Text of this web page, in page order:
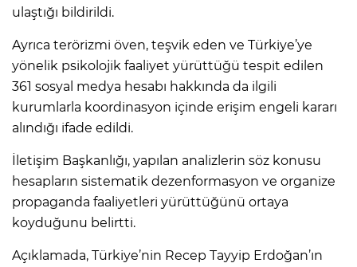
ulaştığı bildirildi.
Ayrıca terörizmi öven, teşvik eden ve Türkiye’ye
yönelik psikolojik faaliyet yürüttüğü tespit edilen
361 sosyal medya hesabı hakkında da ilgili
kurumlarla koordinasyon içinde erişim engeli kararı
alındığı ifade edildi.
İletişim Başkanlığı, yapılan analizlerin söz konusu
hesapların sistematik dezenformasyon ve organize
propaganda faaliyetleri yürüttüğünü ortaya
koyduğunu belirtti.
Açıklamada, Türkiye’nin Recep Tayyip Erdoğan’ın